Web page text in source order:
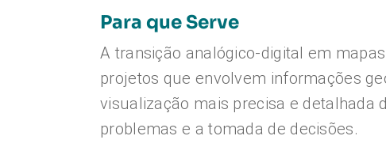
Para que Serve
A transição analógico-digital em
projetos que envolvem informações
visualização mais precisa e detalhada
problemas e a tomada de decisões.